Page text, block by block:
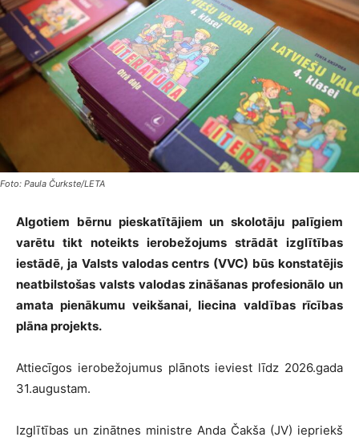
Foto: Paula Čurkste/LETA
Algotiem bērnu pieskatītājiem un skolotāju palīgiem
varētu tikt noteikts ierobežojums strādāt izglītības
iestādē, ja Valsts valodas centrs (VVC) būs konstatējis
neatbilstošas valsts valodas zināšanas profesionālo un
amata pienākumu veikšanai, liecina valdības rīcības
plāna projekts.
Attiecīgos ierobežojumus plānots ieviest līdz 2026.gada
31.augustam.
Izglītības un zinātnes ministre Anda Čakša (JV) iepriekš